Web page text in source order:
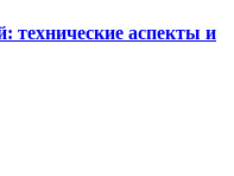
технические аспекты и